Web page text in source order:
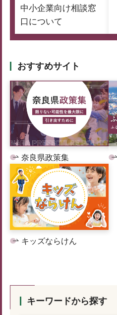
中小企業向け相談窓
口について
おすすめサイト
奈良県政策集
キッズならけん
キーワードから探す